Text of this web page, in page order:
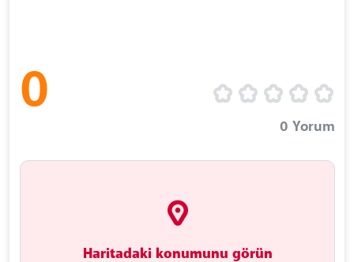
0
0 Yorum
Haritadaki konumunu görün